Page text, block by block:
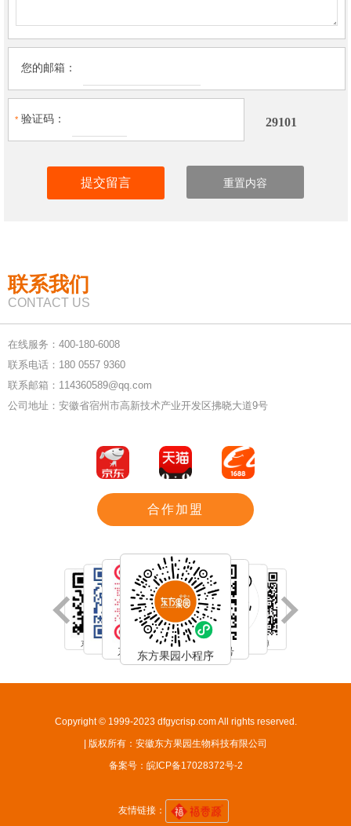
您的邮箱：
*验证码：
联系我们
CONTACT US
在线服务：400-180-6008
联系电话：180 0557 9360
联系邮箱：114360589@qq.com
公司地址：安徽省宿州市高新技术产业开发区拂晓大道9号
合作加盟
东方果园小红书
东方果园小程序
东方果园公众号
东方果园抖音东方果园微博
东方果园知乎东方果园B站
Copyright © 1999-2023 dfgycrisp.com All rights reserved.
| 版权所有：安徽东方果园生物科技有限公司
备案号： 皖ICP备17028372号-2
友情链接：